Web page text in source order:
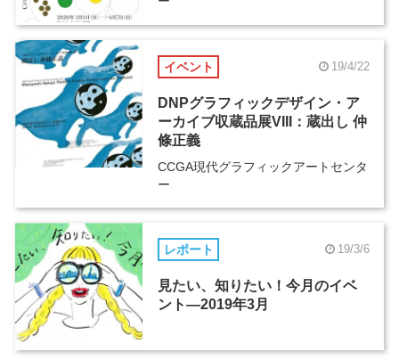
イベント 19/4/22
DNPグラフィックデザイン・ア
ーカイブ収蔵品展VIII：蔵出し 仲
條正義
CCGA現代グラフィックアートセンタ
ー
レポート 19/3/6
見たい、知りたい！今月のイベ
ント―2019年3月